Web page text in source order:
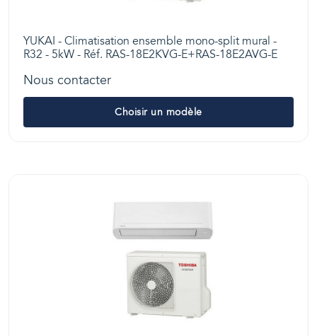
YUKAI - Climatisation ensemble mono-split mural -
R32 - 5kW - Réf. RAS-18E2KVG-E+RAS-18E2AVG-E
Nous contacter
Choisir un modèle